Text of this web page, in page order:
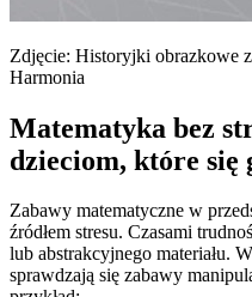
Zdjęcie: Historyjki obrazkowe
Harmonia
Matematyka bez
dzieciom, które się
Zabawy matematyczne w
źródłem stresu. Czasami
lub abstrakcyjnego materiału.
sprawdzają się zabawy